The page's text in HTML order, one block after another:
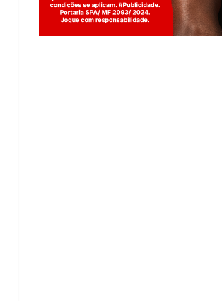
Jogue com responsabilidade. 18+